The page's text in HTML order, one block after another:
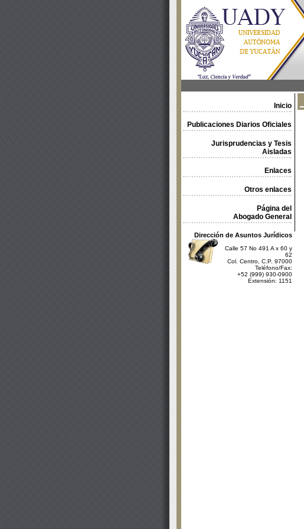
Inicio
Publicaciones Diarios Oficiales
Jurisprudencias y Tesis
Aisladas
Enlaces
Otros enlaces
Página del
Abogado General
Dirección de Asuntos Jurídicos
Calle 57 No 491 A x 60 y
62
Col. Centro, C.P. 97000
Teléfono/Fax:
+52 (999) 930-0900
Extensión: 1151